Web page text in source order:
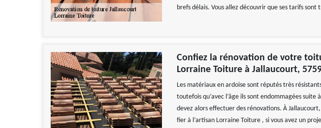
brefs délais. Vous allez découvrir que ses tarifs sont
Confiez la rénovation de votre
Lorraine Toiture à Jallaucourt,
Les matériaux en ardoise sont réputés très
toutefois qu’avec l’âge ils sont endommagées suite
devez alors effectuer des rénovations. À
fier à l’artisan Lorraine Toiture , si vous avez un